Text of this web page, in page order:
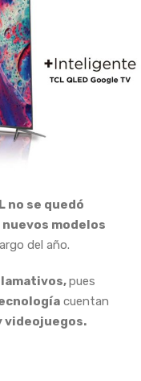
no se quedó
nuevos modelos
del año.
pues
cuentan
videojuegos.